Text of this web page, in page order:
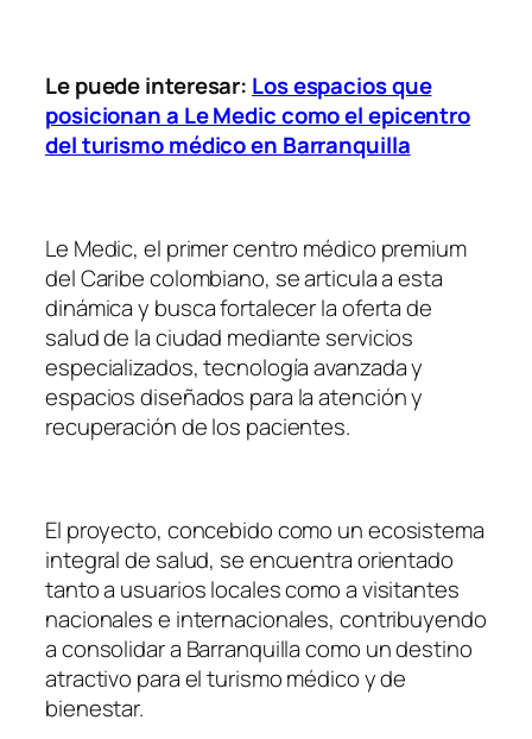
Le puede interesar: Los espacios que
posicionan a Le Medic como el epicentro
del turismo médico en Barranquilla
Le Medic, el primer centro médico premium
del Caribe colombiano, se articula a esta
dinámica y busca fortalecer la oferta de
salud de la ciudad mediante servicios
especializados, tecnología avanzada y
espacios diseñados para la atención y
recuperación de los pacientes.
El proyecto, concebido como un ecosistema
integral de salud, se encuentra orientado
tanto a usuarios locales como a visitantes
nacionales e internacionales, contribuyendo
a consolidar a Barranquilla como un destino
atractivo para el turismo médico y de
bienestar.